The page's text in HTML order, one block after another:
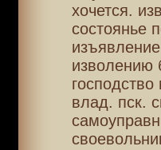
хочется.
состоянье
изволению
влад. пск.